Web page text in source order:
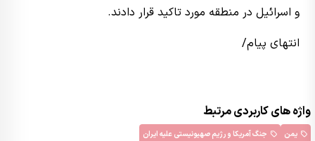
و اسرائیل در منطقه مورد تاکید قرار دادند.
انتهای پیام/
واژه های کاربردی مرتبط
یمن جنگ آمریکا و رژیم صهیونیستی علیه ایران